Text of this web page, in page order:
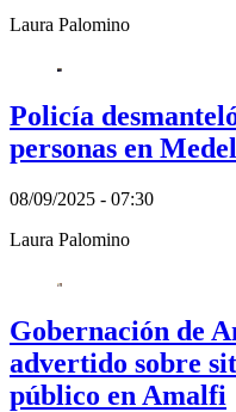
Laura Palomino
Policía
personas en
08/09/2025 - 07:30
Laura Palomino
Gobernación de
advertido sobre
público en Amalfi